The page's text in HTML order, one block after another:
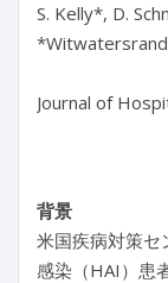
S. Kelly*, D.
背景
米国疾病対策セ
感染（HAI）患